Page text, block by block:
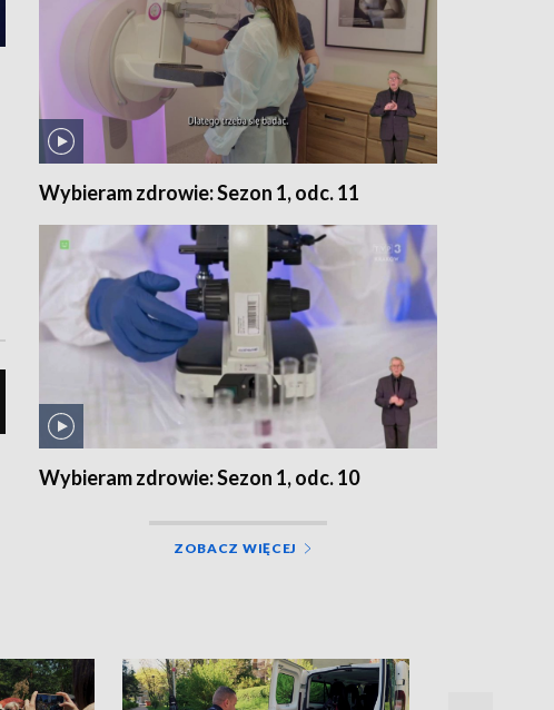
Wybieram zdrowie: Sezon 1, odc. 11
Wybieram zdrowie: Sezon 1, odc. 10
ZOBACZ WIĘCEJ